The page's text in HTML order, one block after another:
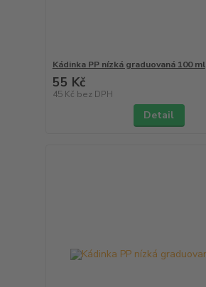
Kádinka PP nízká graduovaná 100 ml
55 Kč
45 Kč bez DPH
Detail